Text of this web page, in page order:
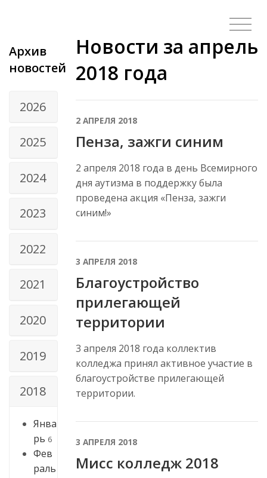
Архив
новостей
2026
2025
2024
2023
2022
2021
2020
2019
2018
Янва
рь 6
Фев
раль
Новости за апрель
2018 года
2 АПРЕЛЯ 2018
Пенза, зажги синим
2 апреля 2018 года в день Всемирного
дня аутизма в поддержку была
проведена акция «Пенза, зажги
синим!»
3 АПРЕЛЯ 2018
Благоустройство
прилегающей
территории
3 апреля 2018 года коллектив
колледжа принял активное участие в
благоустройстве прилегающей
территории.
3 АПРЕЛЯ 2018
Мисс колледж 2018